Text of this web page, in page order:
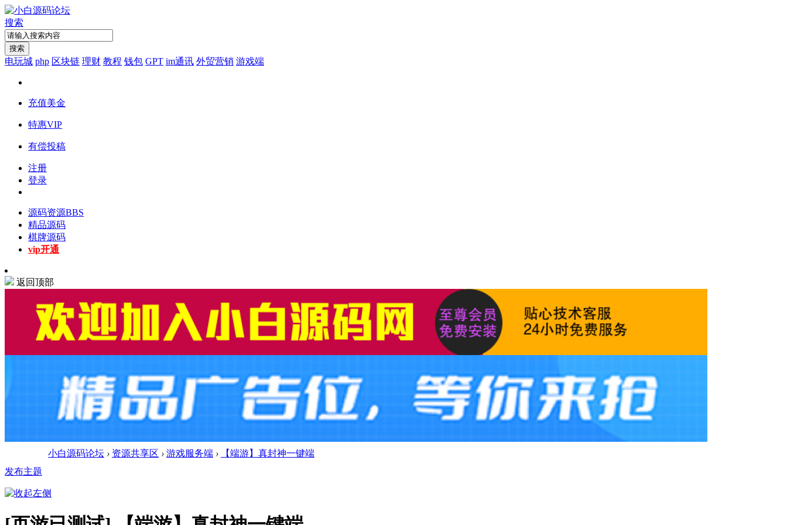
搜索
搜索
电玩城 php 区块链 理财 教程 钱包 GPT im通讯 外贸营销 游戏端
充值美金
特惠VIP
有偿投稿
注册
登录
源码资源BBS
精品源码
棋牌源码
vip开通
返回顶部
小白源码论坛 › 资源共享区 › 游戏服务端 ›
【端游】真封神一键端
发布主题